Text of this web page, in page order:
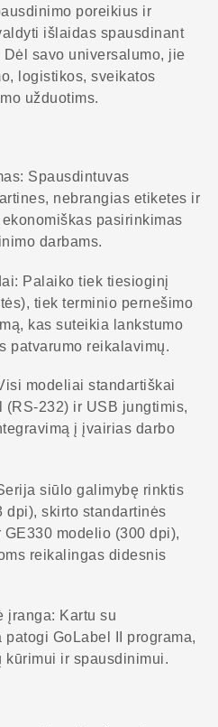
poreikius ir
išlaidas spausdinant
savo universalumo, jie
logistikos, sveikatos
užduotims.
Spausdintuvas
nebrangias etiketes ir
pasirinkimas
darbams.
Palaiko tiek tiesioginį
tiek terminio pernešimo
kas suteikia lankstumo
patvarumo reikalavimų.
modeliai standartiškai
232) ir USB jungtimis,
į įvairias darbo
siūlo galimybę rinktis
dpi), skirto standartinės
modelio (300 dpi),
reikalingas didesnis
įranga: Kartu su
GoLabel II programa,
kūrimui ir spausdinimui.